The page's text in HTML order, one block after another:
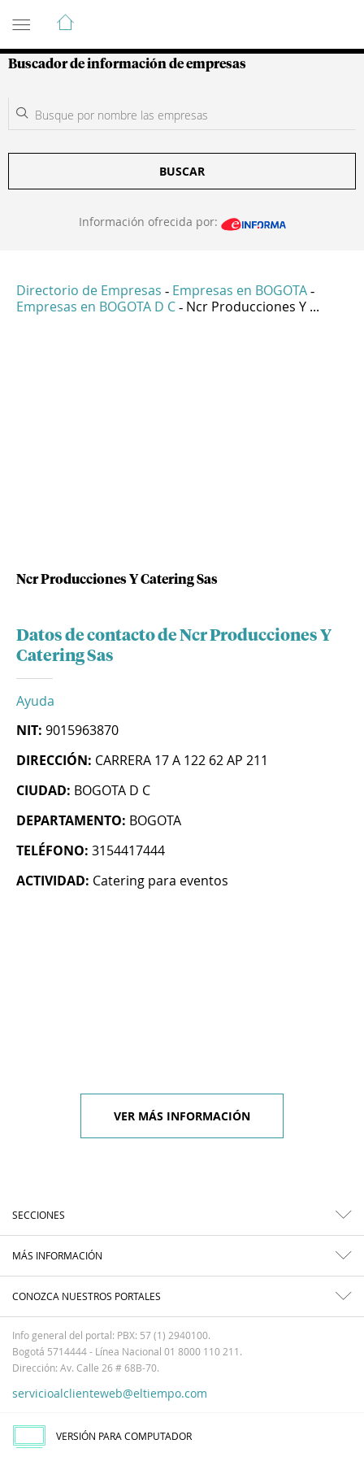
Guía de Empresas Colombianas
Buscador de información de empresas
BUSCAR
Información ofrecida por:
Directorio de Empresas - Empresas en BOGOTA -
Empresas en BOGOTA D C - Ncr Producciones Y ...
Ncr Producciones Y Catering Sas
Datos de contacto de Ncr Producciones Y
Catering Sas
Ayuda
NIT: 9015963870
DIRECCIÓN: CARRERA 17 A 122 62 AP 211
CIUDAD: BOGOTA D C
DEPARTAMENTO: BOGOTA
TELÉFONO: 3154417444
ACTIVIDAD: Catering para eventos
VER MÁS INFORMACIÓN
SECCIONES
MÁS INFORMACIÓN
CONOZCA NUESTROS PORTALES
Info general del portal: PBX: 57 (1) 2940100.
Bogotá 5714444 - Línea Nacional 01 8000 110 211.
Dirección: Av. Calle 26 # 68B-70.
servicioalclienteweb@eltiempo.com
VERSIÓN PARA COMPUTADOR